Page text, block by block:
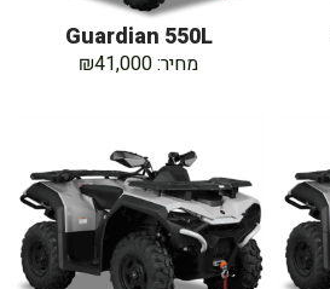
Guardian 550L
מחיר: ₪41,000